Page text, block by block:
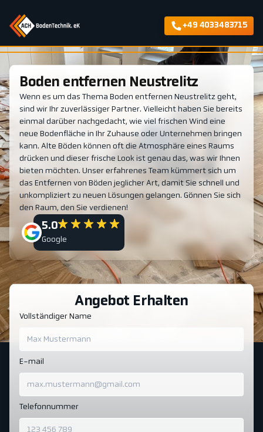
+49 4033483715
Boden entfernen Neustrelitz
Wenn es um das Thema Boden entfernen Neustrelitz geht,
sind wir Ihr zuverlässiger Partner. Vielleicht haben Sie bereits
einmal darüber nachgedacht, wie viel frischen Wind eine
neue Bodenfläche in Ihr Zuhause oder Unternehmen bringen
kann. Alte Böden können oft die Atmosphäre eines Raums
drücken und dieser frische Look ist genau das, was wir Ihnen
bieten möchten. Unser erfahrenes Team kümmert sich um
das Entfernen von Böden jeglicher Art, damit Sie schnell und
unkompliziert zu neuen Lösungen gelangen. Gönnen Sie sich
den Raum, den Sie verdienen!
5.0
Google
Angebot Erhalten
Vollständiger Name
E-mail
Telefonnummer